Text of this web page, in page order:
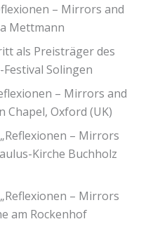
– Mirrors and
Mettmann
als Preisträger des
Solingen
– Mirrors and
Chapel, Oxford (UK)
– Mirrors
Kirche Buchholz
– Mirrors
am Rockenhof